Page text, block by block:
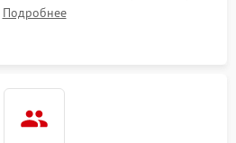
модуля управления.
Подробнее